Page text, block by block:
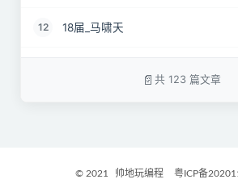
12 18届_马啸天
共 123 篇文章
© 2021 帅地玩编程 粤ICP备